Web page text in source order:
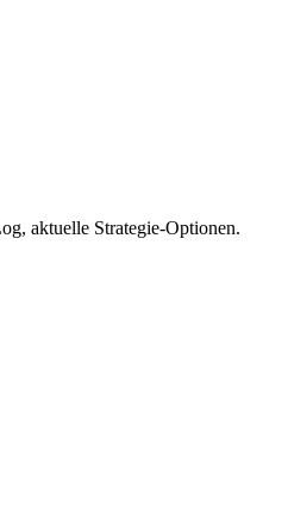
aktuelle Strategie-Optionen.